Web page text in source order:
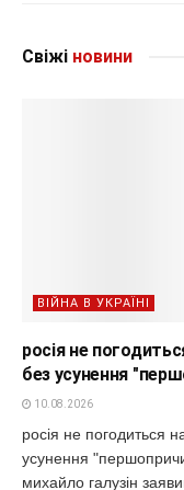
Свіжі новини
ВІЙНА В УКРАЇНІ
росія не
без усунення
10.08.2026
росія не погодиться
усунення
михайло галузін